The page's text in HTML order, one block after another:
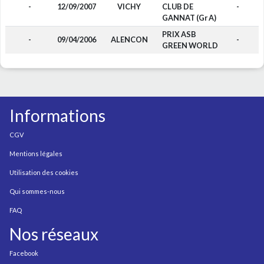
- 12/09/2007 VICHY
CLUB DE
GANNAT (Gr A)
-
- 09/04/2006 ALENCON
PRIX ASB
GREEN WORLD
-
Informations
CGV
Mentions légales
Utilisation des cookies
Qui sommes-nous
FAQ
Nos réseaux
Facebook